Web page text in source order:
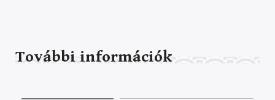
További információk